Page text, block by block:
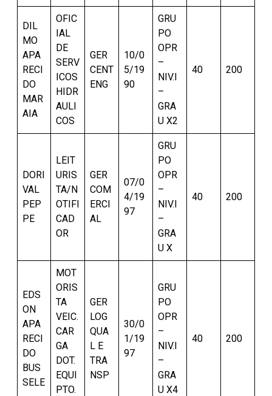
DIL
MO
APA
RECI
DO
MAR
AIA
OFIC
IAL
DE
SERV
ICOS
HIDR
AULI
COS
GER
CENT
ENG
10/0
5/19
90
GRU
PO
OPR
–
NIV.I
–
GRA
U X2
40 200
DORI
VAL
PEP
PE
LEIT
URIS
TA/N
OTIFI
CAD
OR
GER
COM
ERCI
AL
07/0
4/19
97
GRU
PO
OPR
–
NIV.I
–
GRA
U X
40 200
EDS
ON
APA
RECI
DO
BUS
SELE
MOT
ORIS
TA
VEIC.
CAR
GA
DOT.
EQUI
PTO.
GER
LOG
QUA
L E
TRA
NSP
30/0
1/19
97
GRU
PO
OPR
–
NIV.I
–
GRA
U X4
40 200